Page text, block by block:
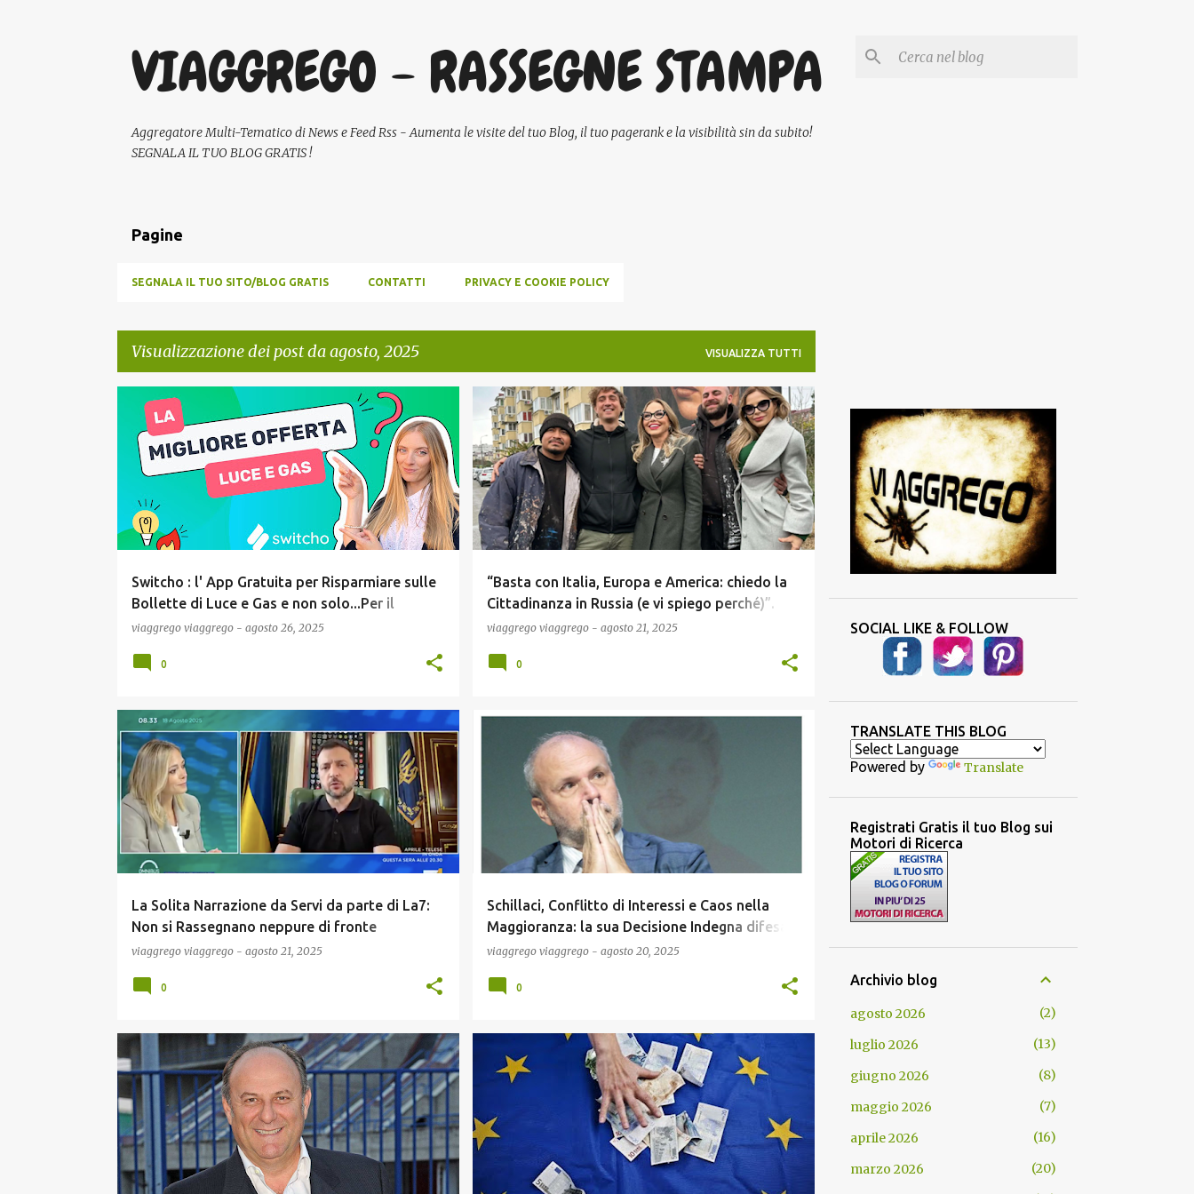
VIAGGREGO - RASSEGNE STAMPA
Aggregatore Multi-Tematico di News e Feed Rss - Aumenta le visite del tuo Blog, il tuo pagerank e la visibilità sin da subito!
SEGNALA IL TUO BLOG GRATIS !
Pagine
SEGNALA IL TUO SITO/BLOG GRATIS CONTATTI PRIVACY E COOKIE POLICY
Visualizzazione dei post da agosto, 2025 VISUALIZZA TUTTI
Switcho : l' App Gratuita per Risparmiare sulle
Bollette di Luce e Gas e non solo...Per il
Cambio Gestore fanno tutto loro ! Recensione !
viaggrego viaggrego - agosto 26, 2025
COMUNICAZIONE CONCORSI E LAVORO +1
0
“Basta con Italia, Europa e America: chiedo la
Cittadinanza in Russia (e vi spiego perché)”.
L’annuncio shock di Naike Rivelli (figlia di
viaggrego viaggrego - agosto 21, 2025
COMUNICAZIONE ECONOMIA GOSSIP +1
0
La Solita Narrazione da Servi da parte di La7:
Non si Rassegnano neppure di fronte
all’Evidenza e continuano a Raccontare fuffa,
!
viaggrego viaggrego - agosto 21, 2025
COMUNICAZIONE ECONOMIA GOSSIP + 1
0
Schillaci, Conflitto di Interessi e Caos nella
Maggioranza: la sua Decisione Indegna difesa
soltanto dal solito partito Neo-Comunista: i
viaggrego viaggrego - agosto 20, 2025
COMUNICAZIONE COVID19
0
COMUNICAZIONE CONCORSI E LAVORO ECONOMIA COMUNICAZIONE ECONOMIA GOSSIP NEWS
SCUOLA E DIDATTICA
SOCIAL LIKE & FOLLOW
TRANSLATE THIS BLOG
Powered by Translate
Registrati Gratis il tuo Blog sui
Motori di Ricerca
Archivio blog
agosto 2026
2
luglio 2026
13
giugno 2026
8
maggio 2026
7
aprile 2026
16
marzo 2026
20